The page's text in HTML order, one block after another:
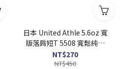
日本 United Athle 5.6oz 寬
版落肩短T 5508 寬鬆純棉
無口袋 - UA5508
NT$270
NT$450